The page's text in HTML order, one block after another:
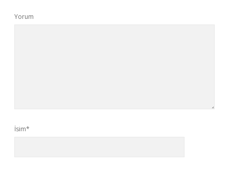
Yorum
İsim*